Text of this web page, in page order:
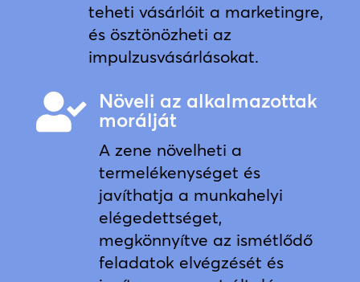
teheti vásárlóit a marketingre,
és ösztönözheti az
impulzusvásárlásokat.
 Növeli az alkalmazottak
morálját
A zene növelheti a
termelékenységet és
javíthatja a munkahelyi
elégedettséget,
megkönnyítve az ismétlődő
feladatok elvégzését és